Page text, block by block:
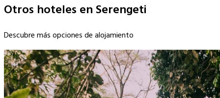
Otros hoteles en Serengeti
Descubre más opciones de alojamiento